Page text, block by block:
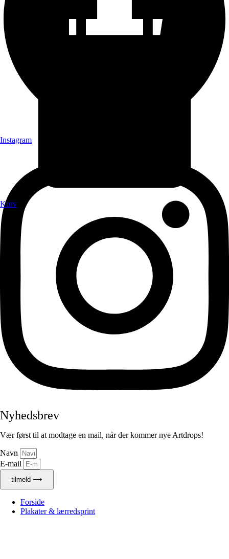
Kurv
Instagram
Nyhedsbrev
Vær først til at modtage en mail, når der kommer nye Artdrops!
Navn
E-mail
tilmeld ⟶
Forside
Plakater & lærredsprint